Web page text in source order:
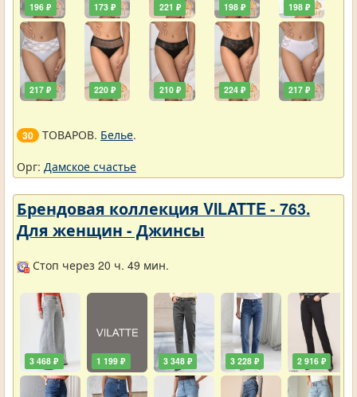
196 ₽
217 ₽
173 ₽
220 ₽
221 ₽
210 ₽
198 ₽
224 ₽
198 ₽
217 ₽
30 ТОВАРОВ. Белье.
Орг: Дамское счастье
Брендовая коллекция VILATTE - 763.
Для женщин - Джинсы
Стоп через 20 ч. 49 мин.
3 468 ₽ 1 199 ₽ 3 348 ₽ 3 228 ₽ 2 916 ₽